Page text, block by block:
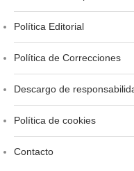
Política Editorial
Política de Correcciones
Descargo de
Política de cookies
Contacto